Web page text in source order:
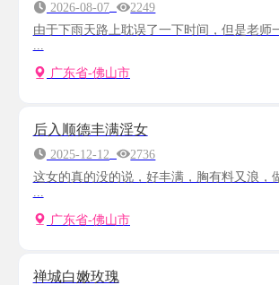
2026-08-07
2249
由于下雨天路上耽误了一下时间，但是老师
...
广东省-佛山市
后入顺德丰满淫女
2025-12-12
2736
这女的真的没的说，好丰满，胸有料又浪，
广东省-佛山市
禅城白嫩玫瑰